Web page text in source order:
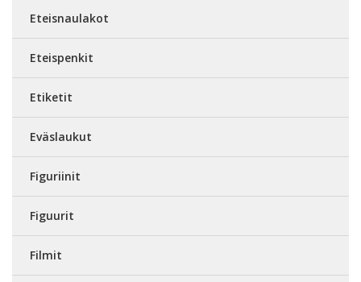
Eteisnaulakot
Eteispenkit
Etiketit
Eväslaukut
Figuriinit
Figuurit
Filmit